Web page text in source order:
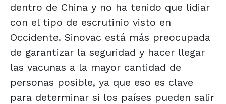
dentro de China y no ha tenido que lidiar
con el tipo de escrutinio visto en
Occidente. Sinovac está más preocupada
de garantizar la seguridad y hacer llegar
las vacunas a la mayor cantidad de
personas posible, ya que eso es clave
para determinar si los países pueden salir